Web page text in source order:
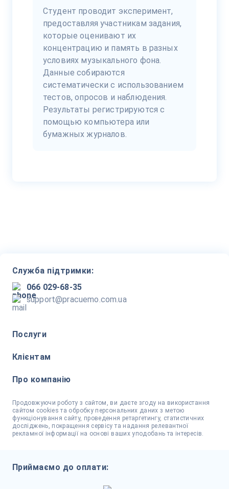
Студент проводит эксперимент,
предоставляя участникам задания,
которые оценивают их
концентрацию и память в разных
условиях музыкального фона.
Данные собираются
систематически с использованием
тестов, опросов и наблюдения.
Результаты регистрируются с
помощью компьютера или
бумажных журналов.
Служба підтримки:
066 029-68-35
support@pracuemo.com.ua
Послуги
Клієнтам
Про компанію
Продовжуючи роботу з сайтом, ви даєте згоду на використання
сайтом cookies та обробку персональних даних з метою
функціонування сайту, проведення ретаргетингу, статистичних
досліджень, покращення сервісу та надання релевантної
рекламної інформації на основі ваших уподобань та інтересів.
Приймаємо до оплати: